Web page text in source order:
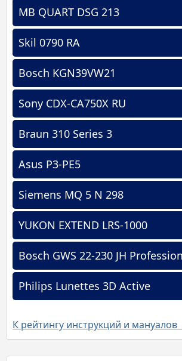
MB QUART DSG 213
Skil 0790 RA
Bosch KGN39VW21
Sony CDX-CA750X RU
Braun 310 Series 3
Asus P3-PE5
Siemens MQ 5 N 298
YUKON EXTEND LRS-1000
Bosch GWS 22-230 JH
Philips Lunettes 3D Active
К рейтингу инструкций и